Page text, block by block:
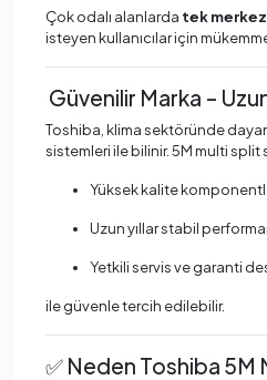
Çok odalı alanlarda tek
isteyen kullanıcılar için
Güvenilir Marka –
Toshiba, klima sektöründe
sistemleri ile bilinir. 5M multi split
Yüksek kalite
Uzun yıllar stabil
Yetkili servis ve garanti
ile güvenle tercih edilebilir.
✅ Neden Toshiba 5M